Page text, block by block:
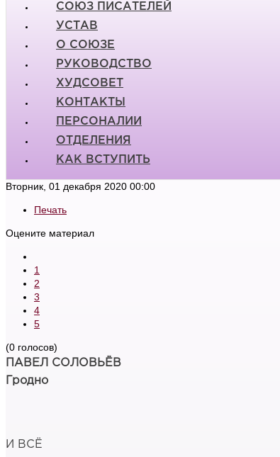
СОЮЗ ПИСАТЕЛЕЙ
УСТАВ
О СОЮЗЕ
РУКОВОДСТВО
ХУДСОВЕТ
КОНТАКТЫ
ПЕРСОНАЛИИ
ОТДЕЛЕНИЯ
КАК ВСТУПИТЬ
Вторник, 01 декабря 2020 00:00
Печать
Оцените материал
1
2
3
4
5
(0 голосов)
ПАВЕЛ СОЛОВЬЁВ
Гродно
И ВСЁ